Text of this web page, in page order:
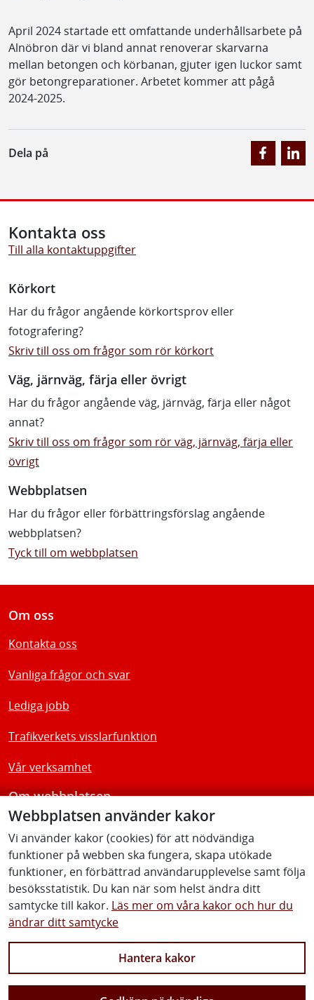
April 2024 startade ett omfattande underhållsarbete på
Alnöbron där vi bland annat renoverar skarvarna
mellan betongen och körbanan, gjuter igen luckor samt
gör betongreparationer. Arbetet kommer att pågå
2024-2025.
Dela på
Webbplatsen använder kakor
Vi använder kakor (cookies) för att nödvändiga
funktioner på webben ska fungera, skapa utökade
funktioner, en förbättrad användarupplevelse samt följa
besöksstatistik. Du kan när som helst ändra ditt
samtycke till kakor. Läs mer om våra kakor och hur du
ändrar ditt samtycke
Hantera kakor
Kontakta oss
Till alla kontaktuppgifter
Körkort
Har du frågor angående körkortsprov eller
fotografering?
Skriv till oss om frågor som rör körkort
Väg, järnväg, färja eller övrigt
Har du frågor angående väg, järnväg, färja eller något
annat?
Skriv till oss om frågor som rör väg, järnväg, färja eller
övrigt
Webbplatsen
Har du frågor eller förbättringsförslag angående
webbplatsen?
Tyck till om webbplatsen
Om oss
Kontakta oss
Vanliga frågor och svar
Lediga jobb
Trafikverkets visslarfunktion
Vår verksamhet
Om webbplatsen
Tillgänglighetsredogörelse
Följ oss
Facebook Youtube